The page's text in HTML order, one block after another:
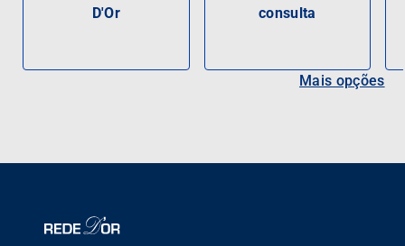
D'Or
consulta
Mais opções